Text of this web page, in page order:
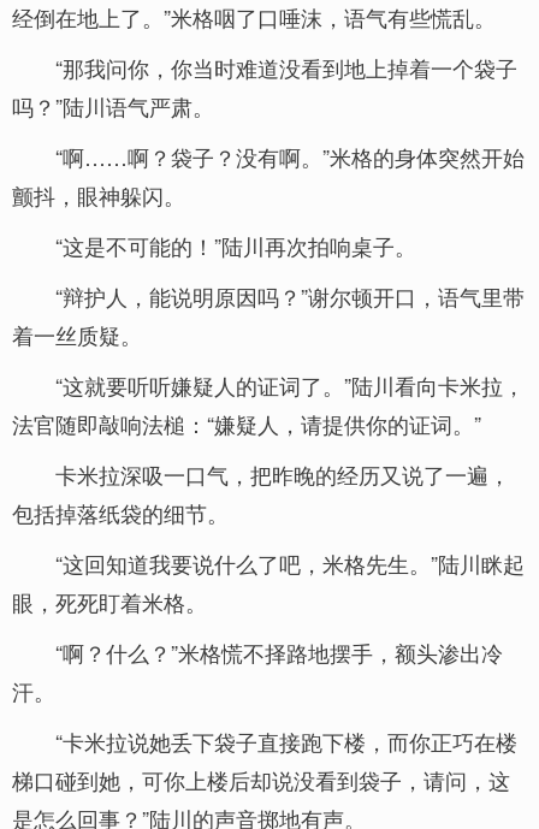
经倒在地上了。”米格咽了口唾沫，语气有些慌乱。
“那我问你，你当时难道没看到地上掉着一个袋子
吗？”陆川语气严肃。
“啊……啊？袋子？没有啊。”米格的身体突然开始
颤抖，眼神躲闪。
“这是不可能的！”陆川再次拍响桌子。
“辩护人，能说明原因吗？”谢尔顿开口，语气里带
着一丝质疑。
“这就要听听嫌疑人的证词了。”陆川看向卡米拉，
法官随即敲响法槌：“嫌疑人，请提供你的证词。”
卡米拉深吸一口气，把昨晚的经历又说了一遍，
包括掉落纸袋的细节。
“这回知道我要说什么了吧，米格先生。”陆川眯起
眼，死死盯着米格。
“啊？什么？”米格慌不择路地摆手，额头渗出冷
汗。
“卡米拉说她丢下袋子直接跑下楼，而你正巧在楼
梯口碰到她，可你上楼后却说没看到袋子，请问，这
是怎么回事？”陆川的声音掷地有声。